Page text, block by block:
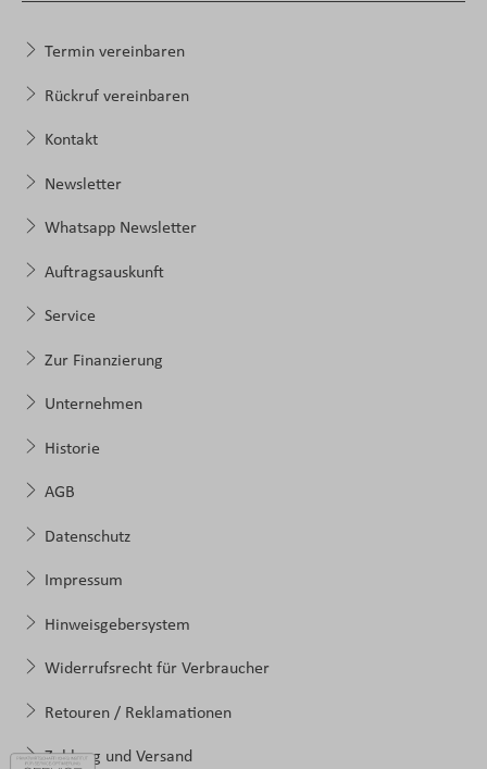
Termin vereinbaren
Rückruf vereinbaren
Kontakt
Newsletter
Whatsapp Newsletter
Auftragsauskunft
Service
Zur Finanzierung
Unternehmen
Historie
AGB
Datenschutz
Impressum
Hinweisgebersystem
Widerrufsrecht für Verbraucher
Retouren / Reklamationen
Zahlung und Versand